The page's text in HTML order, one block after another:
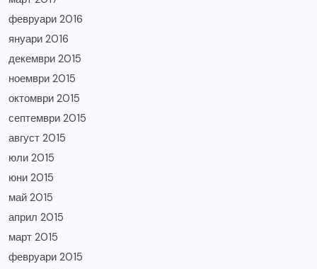
февруари 2016
януари 2016
декември 2015
ноември 2015
октомври 2015
септември 2015
август 2015
юли 2015
юни 2015
май 2015
април 2015
март 2015
февруари 2015